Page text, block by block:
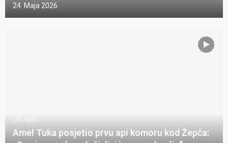
24. Maja 2026.
Life Style
Amel Tuka posjetio prvu api komoru kod Žepča: